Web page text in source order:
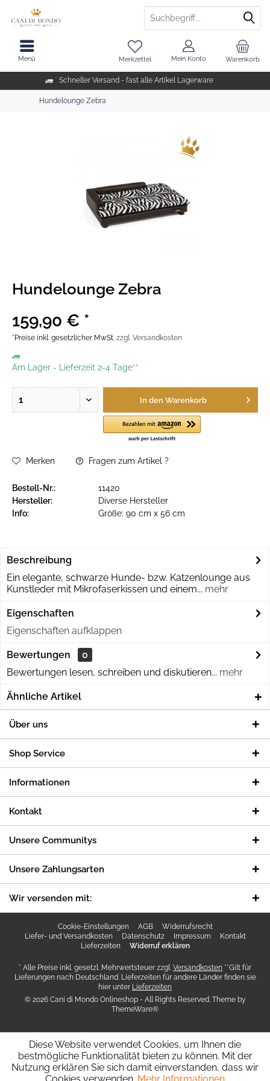
Schneller Versand - fast alle Artikel Lagerware
Warenkorb
Merkzettel Mein Konto
Menü
Hundelounge Zebra
Hundelounge Zebra
159,90 € *
*Preise inkl. gesetzlicher MwSt. zzgl. Versandkosten
Am Lager - Lieferzeit 2-4 Tage**
In den Warenkorb
Merken Fragen zum Artikel ?
Bestell-Nr.:
11420
Hersteller:
Diverse Hersteller
Info:
Größe: 90 cm x 56 cm
Beschreibung
Ein elegante, schwarze Hunde- bzw. Katzenlounge aus
Kunstleder mit Mikrofaserkissen und einem... mehr
Eigenschaften
Eigenschaften aufklappen
Bewertungen
0
Bewertungen lesen, schreiben und diskutieren... mehr
Ähnliche Artikel
Über uns
Shop Service
Informationen
Kontakt
Unsere Communitys
Unsere Zahlungsarten
Wir versenden mit:
Cookie-Einstellungen AGB
Widerrufsrecht
Liefer- und Versandkosten
Datenschutz Impressum
Kontakt
Lieferzeiten
Widerruf erklären
* Alle Preise inkl. gesetzl. Mehrwertsteuer zzgl. Versandkosten **Gilt für
Lieferungen nach Deutschland. Lieferzeiten für andere Länder finden sie
hier unter Lieferzeiten
© 2026 Cani di Mondo Onlineshop - All Rights Reserved. Theme by
ThemeWare®
Diese Website verwendet Cookies, um Ihnen die
bestmögliche Funktionalität bieten zu können. Mit der
Nutzung erklären Sie sich damit einverstanden, dass wir